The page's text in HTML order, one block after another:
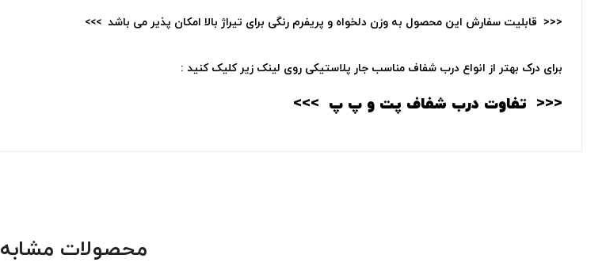
<<< قابلیت سفارش این محصول به وزن دلخواه و پریفرم رنگی برای تیراژ بالا امکان پذیر می باشد >>>
برای درک بهتر از انواع درب شفاف مناسب جار پلاستیکی روی لینک زیر کلیک کنید :
<<<‌ تفاوت درب شفاف پت و پ پ >>>
محصولات مشابه